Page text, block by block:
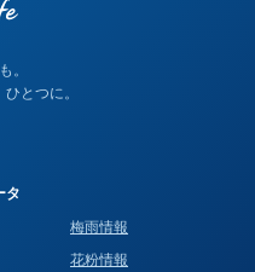
。
とつに。
タ
梅雨情報
花粉情報